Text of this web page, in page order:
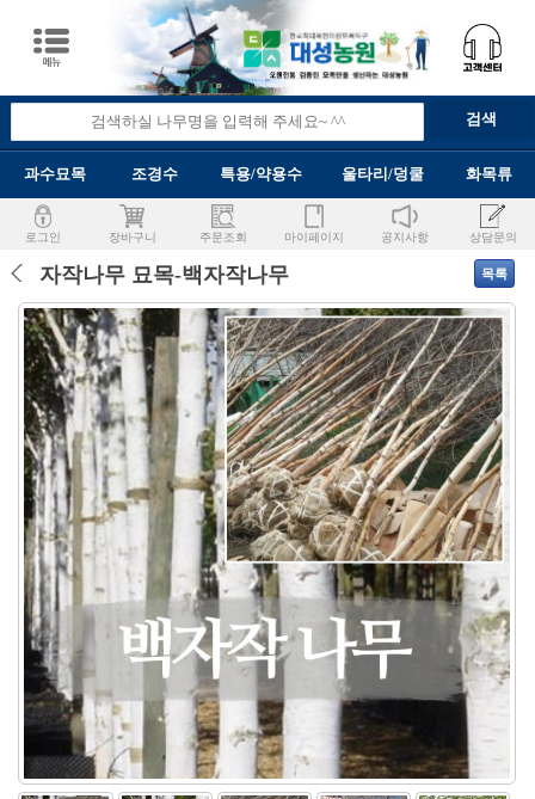
과수묘목 조경수 특용/약용수 울타리/덩쿨 화목류
로그인 장바구니 주문조회 마이페이지 공지사항 상담문의
자작나무 묘목-백자작나무